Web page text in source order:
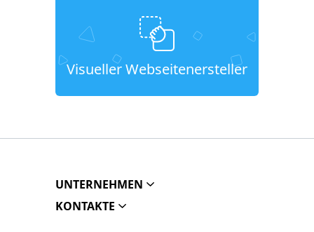
Visueller Webseitenersteller
UNTERNEHMEN
KONTAKTE